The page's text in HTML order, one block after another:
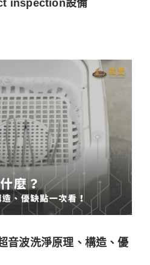
inspection設備
音波洗淨原理、構造、優